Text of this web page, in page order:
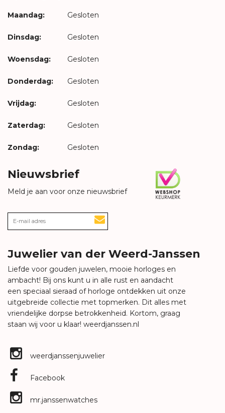
Maandag: Gesloten
Dinsdag: Gesloten
Woensdag: Gesloten
Donderdag: Gesloten
Vrijdag: Gesloten
Zaterdag: Gesloten
Zondag: Gesloten
Nieuwsbrief
Meld je aan voor onze nieuwsbrief
Juwelier van der Weerd-Janssen
Liefde voor gouden juwelen, mooie horloges en
ambacht! Bij ons kunt u in alle rust en aandacht
een speciaal sieraad of horloge ontdekken uit onze
uitgebreide collectie met topmerken. Dit alles met
vriendelijke dorpse betrokkenheid. Kortom, graag
staan wij voor u klaar! weerdjanssen.nl
weerdjanssenjuwelier
Facebook
mr.janssenwatches